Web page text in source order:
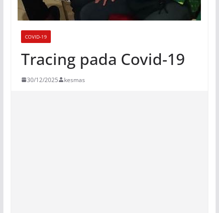
COVID-19
Tracing pada Covid-19
30/12/2025 kesmas